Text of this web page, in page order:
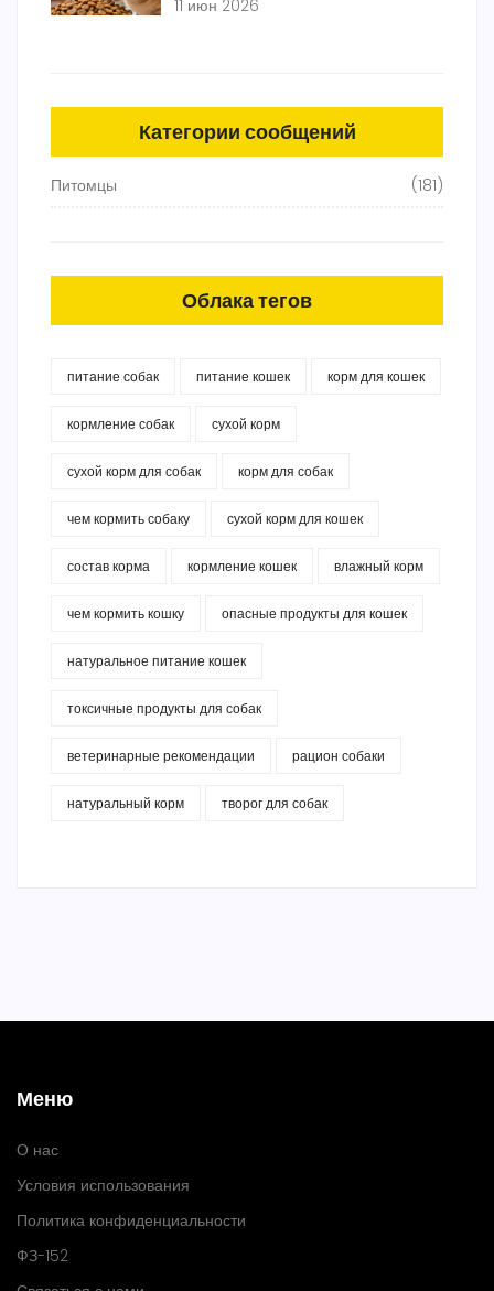
11 июн 2026
Категории сообщений
Питомцы (181)
Облака тегов
питание собак питание кошек корм для кошек
кормление собак сухой корм
сухой корм для собак корм для собак
чем кормить собаку сухой корм для кошек
состав корма кормление кошек влажный корм
чем кормить кошку опасные продукты для кошек
натуральное питание кошек
токсичные продукты для собак
ветеринарные рекомендации рацион собаки
натуральный корм творог для собак
Меню
О нас
Условия использования
Политика конфиденциальности
ФЗ-152